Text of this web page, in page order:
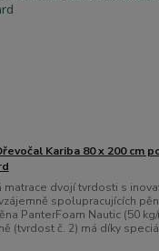
Kariba 80 x 200 cm
matrace dvojí tvrdosti s
spolupracujících
PanterFoam Nautic (50 kg/
(tvrdost č. 2) má díky